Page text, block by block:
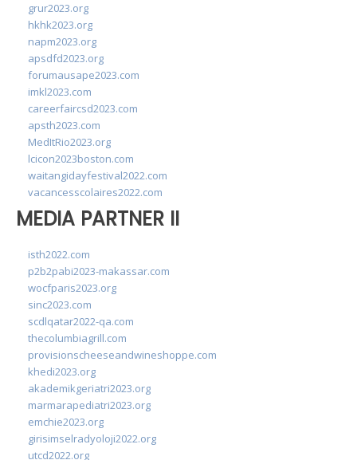
grur2023.org
hkhk2023.org
napm2023.org
apsdfd2023.org
forumausape2023.com
imkl2023.com
careerfaircsd2023.com
apsth2023.com
MedItRio2023.org
lcicon2023boston.com
waitangidayfestival2022.com
vacancesscolaires2022.com
MEDIA PARTNER II
isth2022.com
p2b2pabi2023-makassar.com
wocfparis2023.org
sinc2023.com
scdlqatar2022-qa.com
thecolumbiagrill.com
provisionscheeseandwineshoppe.com
khedi2023.org
akademikgeriatri2023.org
marmarapediatri2023.org
emchie2023.org
girisimselradyoloji2022.org
utcd2022.org